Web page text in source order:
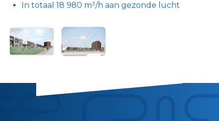
In totaal 18 980 m³/h aan gezonde lucht